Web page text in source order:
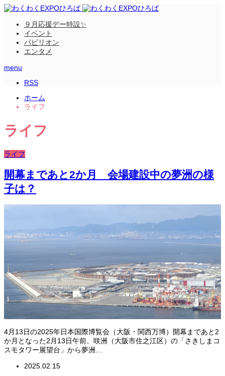
９月応援デー特設✨
イベント
パビリオン
エンタメ
menu
RSS
ホーム
ライフ
ライフ
ライフ
開幕まであと2か月 会場建設中の夢洲の様
子は？
4月13日の2025年日本国際博覧会（大阪・関西万博）開幕まであと2
か月となった2月13日午前、咲洲（大阪市住之江区）の「さきしまコ
スモタワー展望台」から夢洲…
2025.02.15